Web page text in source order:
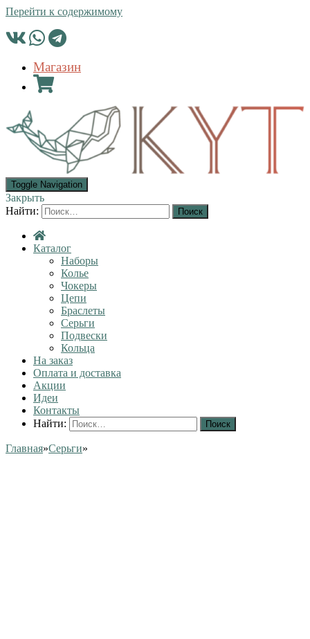
Перейти к содержимому
Магазин
Toggle Navigation
Закрыть
Найти:
Каталог
Наборы
Колье
Чокеры
Цепи
Браслеты
Серьги
Подвески
Кольца
На заказ
Оплата и доставка
Акции
Идеи
Контакты
Найти:
Главная»Серьги»